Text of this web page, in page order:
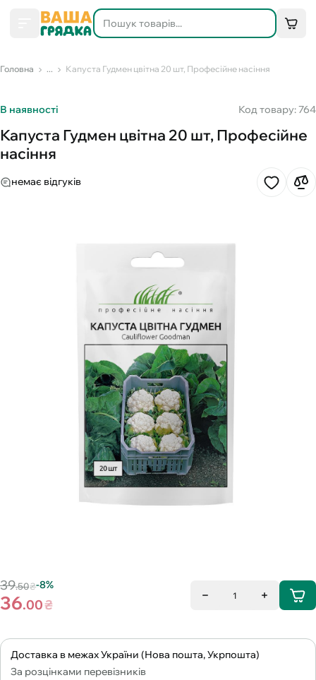
Головна ... Капуста Гудмен цвітна 20 шт, Професійне насіння
В наявності Код товару: 764
Капуста Гудмен цвітна 20 шт, Професійне
насіння
немає відгуків
39.50₴-8%
36.00₴
1
Доставка в межах України (Нова пошта, Укрпошта)
За розцінками перевізників